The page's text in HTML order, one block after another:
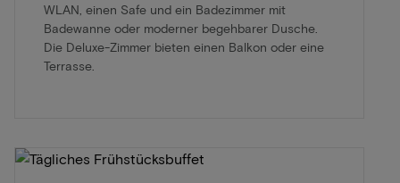
WLAN, einen Safe und ein Badezimmer mit
Badewanne oder moderner begehbarer Dusche.
Die Deluxe-Zimmer bieten einen Balkon oder eine
Terrasse.